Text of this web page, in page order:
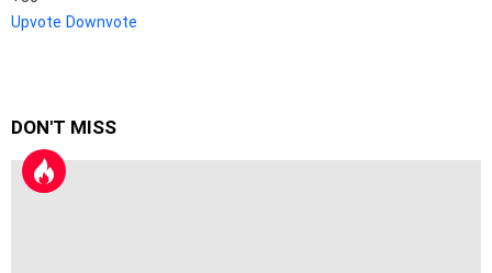
Upvote Downvote
DON'T MISS